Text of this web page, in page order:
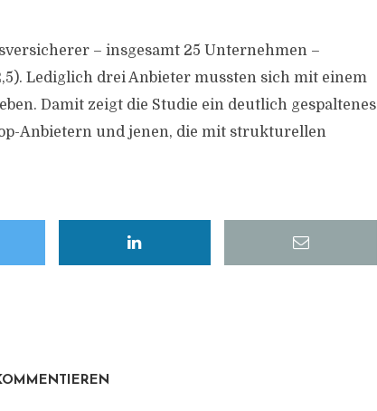
– insgesamt 25 Unternehmen –
Lediglich drei Anbieter mussten sich mit einem
Damit zeigt die Studie ein deutlich gespaltenes
Anbietern und jenen, die mit strukturellen